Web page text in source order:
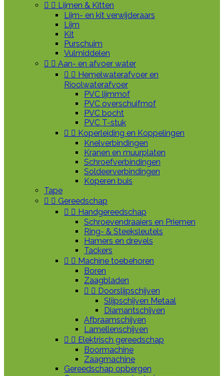
  Lijmen & Kitten
Lijm- en kit verwijderaars
Lijm
Kit
Purschuim
Vulmiddelen
  Aan- en afvoer water
  Hemelwaterafvoer en
Rioolwaterafvoer
PVC lijmmof
PVC overschuifmof
PVC bocht
PVC T-stuk
  Koperleiding en Koppelingen
Knelverbindingen
Kranen en muurplaten
Schroefverbindingen
Soldeerverbindingen
Koperen buis
Tape
  Gereedschap
  Handgereedschap
Schroevendraaiers en Priemen
Ring- & Steeksleutels
Hamers en drevels
Tackers
  Machine toebehoren
Boren
Zaagbladen
  Doorslijpschijven
Slijpschijven Metaal
Diamantschijven
Afbraamschijven
Lamellenschijven
  Elektrisch gereedschap
Boormachine
Zaagmachine
Gereedschap opbergen